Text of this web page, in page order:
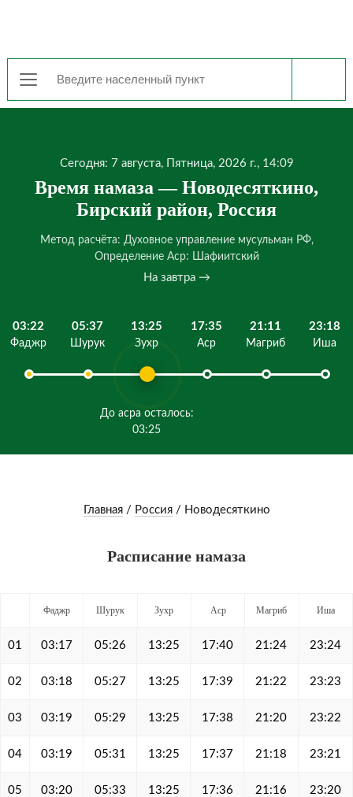
Сегодня: 7 августа, Пятница, 2026 г., 14:09
Время намаза — Новодесяткино,
Бирский район, Россия
Метод расчёта: Духовное управление мусульман РФ,
Определение Аср: Шафиитский
На завтра →
03:22
Фаджр
05:37
Шурук
13:25
Зухр
До асра осталось:
03:25
17:35
Аср
21:11
Магриб
23:18
Иша
Главная/ Россия/ Новодесяткино
Расписание намаза
Фаджр Шурук Зухр Аср Магриб Иша
01 03:17 05:26 13:25 17:40 21:24 23:24
02 03:18 05:27 13:25 17:39 21:22 23:23
03 03:19 05:29 13:25 17:38 21:20 23:22
04 03:19 05:31 13:25 17:37 21:18 23:21
05 03:20 05:33 13:25 17:36 21:16 23:20